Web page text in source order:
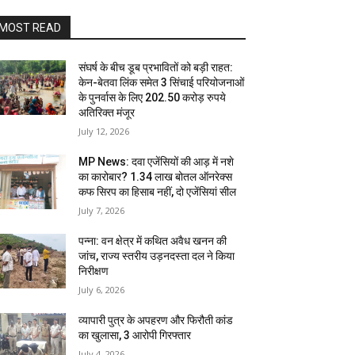
READ
संघर्ष के बीच डूब प्रभावितों को बड़ी राहत:
केन-बेतवा लिंक समेत 3 सिंचाई परियोजनाओं
के पुनर्वास के लिए 202.50 करोड़ रुपये
अतिरिक्त मंजूर
July 12, 2026
MP News: दवा एजेंसियों की आड़ में नशे
का कारोबार? 1.34 लाख बोतल ऑनरेक्स
कफ सिरप का हिसाब नहीं, दो एजेंसियां सील
July 7, 2026
पन्ना: वन क्षेत्र में कथित अवैध खनन की
जांच, राज्य स्तरीय उड़नदस्ता दल ने किया
निरीक्षण
July 6, 2026
व्यापारी पुत्र के अपहरण और फिरौती कांड
का खुलासा, 3 आरोपी गिरफ्तार